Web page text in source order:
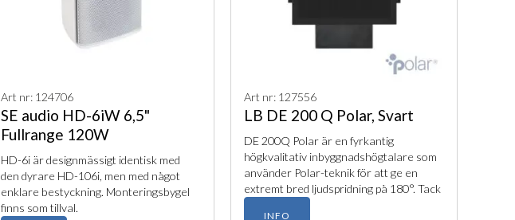
Art nr: 124706
SE audio HD-6iW 6,5"
Fullrange 120W
HD-6i är designmässigt identisk med
den dyrare HD-106i, men med något
enklare bestyckning. Monteringsbygel
finns som tillval.
Art nr: 127556
LB DE 200 Q Polar, Svart
DE 200Q Polar är en fyrkantig
högkvalitativ inbyggnadshögtalare som
använder Polar-teknik för att ge en
extremt bred ljudspridning på 180°. Tack
INFO